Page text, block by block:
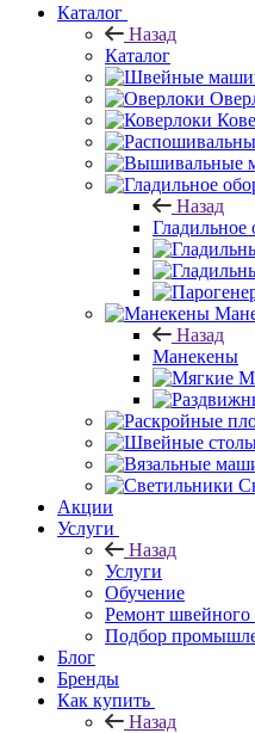
Каталог
Назад
Каталог
Назад
Гладильное
Назад
Манекены
Акции
Услуги
Назад
Услуги
Обучение
Ремонт швейного
Подбор
Блог
Бренды
Как купить
Назад